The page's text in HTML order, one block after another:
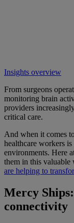
Insights overview
From surgeons
monitoring brain
providers
critical care.
And when it comes
healthcare workers
environments. Here
them in this valuable
are helping to
Mercy
connectivity